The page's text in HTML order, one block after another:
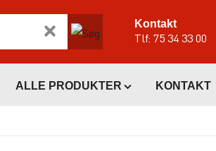
Kontakt
Tlf:75 34 33 00
ALLE PRODUKTER KONTAKT